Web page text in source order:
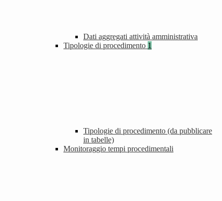
Dati aggregati attività amministrativa
Tipologie di procedimento 1
Tipologie di procedimento (da pubblicare
in tabelle)
Monitoraggio tempi procedimentali